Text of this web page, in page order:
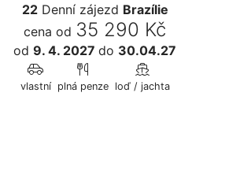
22Denní zájezd Brazílie
cena od 35 290 Kč
od 9. 4. 2027 do 30.04.27
vlastní plná penze loď / jachta